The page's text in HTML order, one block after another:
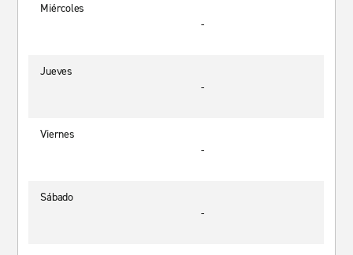
Miércoles
-
Jueves
-
Viernes
-
Sábado
-